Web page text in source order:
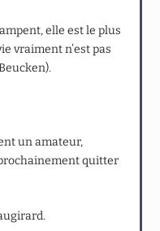
elle est le plus
vraiment n’est pas
un amateur,
quitter